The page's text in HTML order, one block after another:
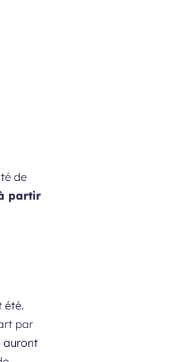
de
partir
été.
par
auront